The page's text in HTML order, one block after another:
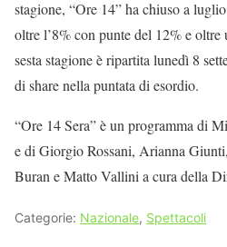
stagione, “Ore 14” ha chiuso a
oltre l’8% con punte del 12% e
sesta stagione è ripartita lunedì 8
di share nella puntata di esordio.
“Ore 14 Sera” è un programma di
e di Giorgio Rossani, Arianna
Buran e Matto Vallini a cura della
Categorie: Nazionale, Spettacoli